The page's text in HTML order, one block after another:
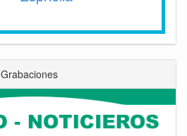
Grabaciones